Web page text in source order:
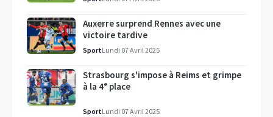
Auxerre surprend Rennes avec une
victoire tardive
SportLundi 07 Avril 2025
Strasbourg s'impose à Reims et grimpe
à la 4ᵉ place
SportLundi 07 Avril 2025